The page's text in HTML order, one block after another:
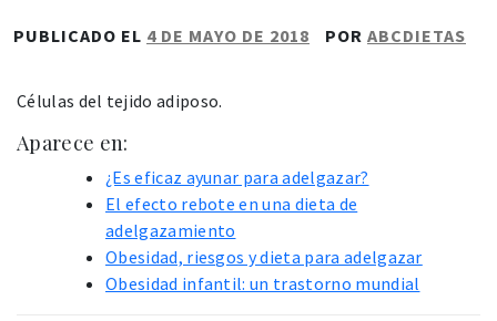
PUBLICADO EL 4 DE MAYO DE 2018 POR ABCDIETAS
Células del tejido adiposo.
Aparece en:
¿Es eficaz ayunar para adelgazar?
El efecto rebote en una dieta de
adelgazamiento
Obesidad, riesgos y dieta para adelgazar
Obesidad infantil: un trastorno mundial